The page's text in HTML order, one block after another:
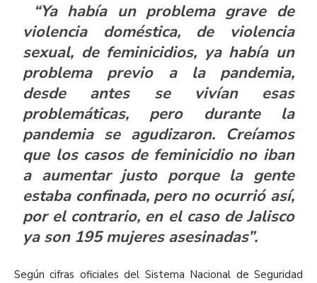
“Ya había un problema grave de
violencia doméstica, de violencia
sexual, de feminicidios, ya había un
problema previo a la pandemia,
desde antes se vivían esas
problemáticas, pero durante la
pandemia se agudizaron. Creíamos
que los casos de feminicidio no iban
a aumentar justo porque la gente
estaba confinada, pero no ocurrió así,
por el contrario, en el caso de Jalisco
ya son 195 mujeres asesinadas”.
Según cifras oficiales del Sistema Nacional de Seguridad